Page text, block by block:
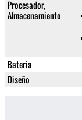
Procesador,
Almacenamiento
Bateria
Diseño